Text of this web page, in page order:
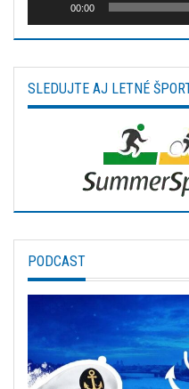
00:00
SLEDUJTE AJ LETNÉ
PODCAST